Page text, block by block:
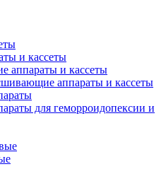
и кассеты
аппараты и кассеты
аппараты и кассеты
для геморроидопексии и